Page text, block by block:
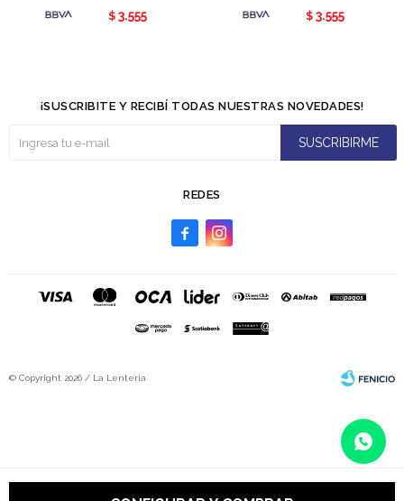
$ 3.555 $ 3.555
REDES
 
¡SUSCRIBITE Y RECIBÍ TODAS NUESTRAS NOVEDADES!
SUSCRIBIRME
© Copyright 2026 / La Lenteria